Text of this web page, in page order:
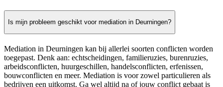
Is mijn probleem geschikt voor mediation in Deurningen?
Mediation in Deurningen kan bij allerlei soorten conflicten worden
toegepast. Denk aan: echtscheidingen, familieruzies, burenruzies,
arbeidsconflicten, huurgeschillen, handelsconflicten, erfenissen,
bouwconflicten en meer. Mediation is voor zowel particulieren als
bedrijven een uitkomst. Ga wel altijd na of jouw conflict gebaat is